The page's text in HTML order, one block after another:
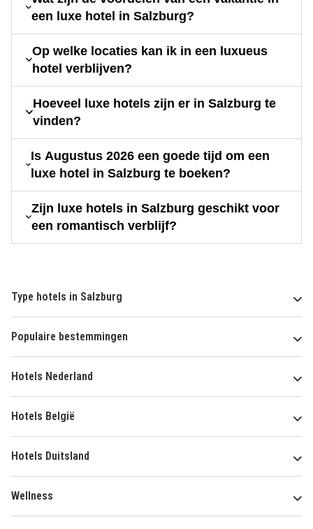
een luxe hotel in Salzburg?
Op welke locaties kan ik in een luxueus
hotel verblijven?
Hoeveel luxe hotels zijn er in Salzburg te
vinden?
Is Augustus 2026 een goede tijd om een
luxe hotel in Salzburg te boeken?
Zijn luxe hotels in Salzburg geschikt voor
een romantisch verblijf?
Type hotels in Salzburg
Populaire bestemmingen
Hotels Nederland
Hotels België
Hotels Duitsland
Wellness